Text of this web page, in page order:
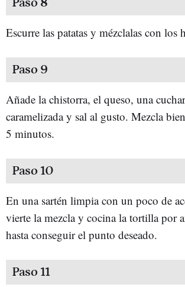
Escurre las patatas y mézclalas con los
Paso 9
Añade la chistorra, el queso, una
caramelizada y sal al gusto. Mezcla
5 minutos.
Paso 10
En una sartén limpia con un poco de
vierte la mezcla y cocina la tortilla por
hasta conseguir el punto deseado.
Paso 11